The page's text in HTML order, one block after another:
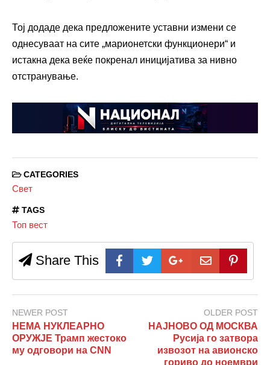
Тој додаде дека предложените уставни измени се
однесуваат на сите „марионетски функционери“ и
истакна дека веќе покренал иницијатива за нивно
отстранување.
CATEGORIES
Свет
TAGS
Топ вест
Share This
NEWER POST
НЕМА НУКЛЕАРНО
ОРУЖЈЕ Трамп жестоко
му одговори на CNN
OLDER POST
НАЈНОВО ОД МОСКВА
Русија го затвора
извозот на авионско
гориво до ноември